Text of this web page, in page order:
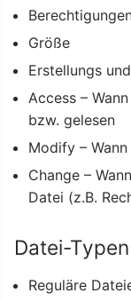
Größe
Erstellungs
Access –
bzw. gelesen
Modify –
Change –
Datei (z.B.
Datei-Typen
Reguläre